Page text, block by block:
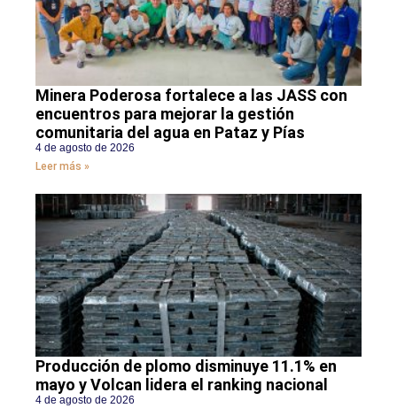
Minera Poderosa fortalece a las JASS con
encuentros para mejorar la gestión
comunitaria del agua en Pataz y Pías
4 de agosto de 2026
Leer más »
Producción de plomo disminuye 11.1% en
mayo y Volcan lidera el ranking nacional
4 de agosto de 2026